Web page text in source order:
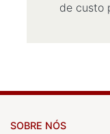
de custo
SOBRE NÓS